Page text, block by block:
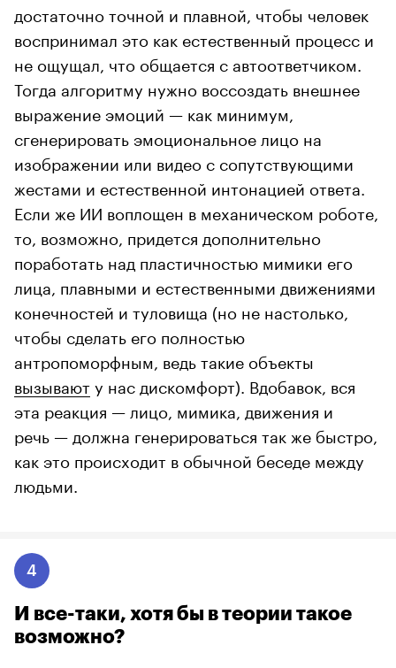
достаточно точной и плавной, чтобы человек
воспринимал это как естественный процесс и
не ощущал, что общается с автоответчиком.
Тогда алгоритму нужно воссоздать внешнее
выражение эмоций — как минимум,
сгенерировать эмоциональное лицо на
изображении или видео с сопутствующими
жестами и естественной интонацией ответа.
Если же ИИ воплощен в механическом роботе,
то, возможно, придется дополнительно
поработать над пластичностью мимики его
лица, плавными и естественными движениями
конечностей и туловища (но не настолько,
чтобы сделать его полностью
антропоморфным, ведь такие объекты
вызываюту нас дискомфорт). Вдобавок, вся
эта реакция — лицо, мимика, движения и
речь — должна генерироваться так же быстро,
как это происходит в обычной беседе между
людьми.
4
И все-таки, хотя бы в теории такое
возможно?